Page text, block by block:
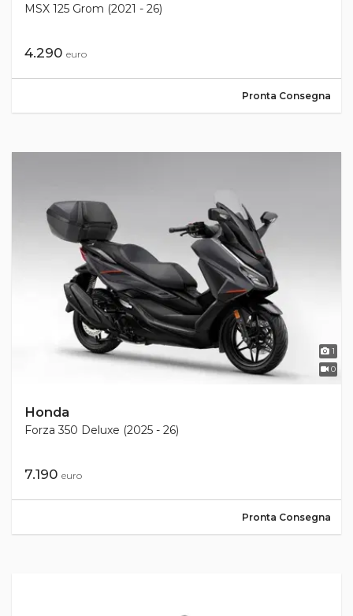
MSX 125 Grom (2021 - 26)
4.290 euro
Pronta Consegna
1
0
Honda
Forza 350 Deluxe (2025 - 26)
7.190 euro
Pronta Consegna